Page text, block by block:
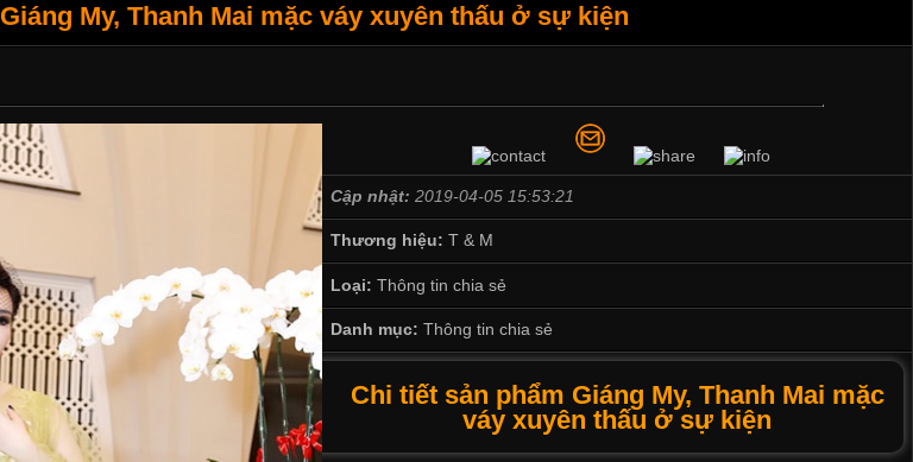
Giáng My, Thanh Mai mặc váy xuyên thấu ở sự kiện
Cập nhật: 2019-04-05 15:53:21
Thương hiệu:T & M
Loại: Thông tin chia sẻ
Danh mục: Thông tin chia sẻ
Chi tiết sản phẩm Giáng My, Thanh Mai mặc
váy xuyên thấu ở sự kiện